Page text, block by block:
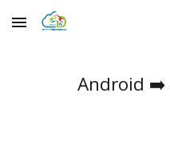
Skip to main content
Android ➡️